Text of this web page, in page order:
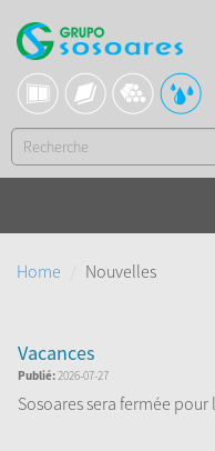
Home Nouvelles
Vacances
Publié:2026-07-27
Sosoares sera fermée